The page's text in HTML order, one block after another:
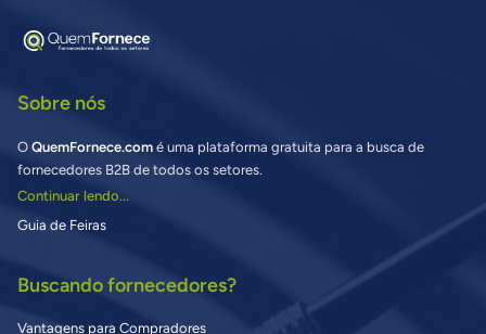
Sobre nós
O QuemFornece.com é uma plataforma gratuita para a busca de
fornecedores B2B de todos os setores.
Continuar lendo...
Guia de Feiras
Buscando fornecedores?
Vantagens para Compradores